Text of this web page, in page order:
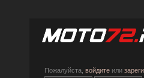
Пожалуйста, войдите или